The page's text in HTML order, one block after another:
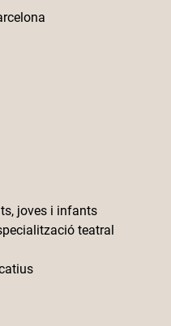
joves i infants
teatral